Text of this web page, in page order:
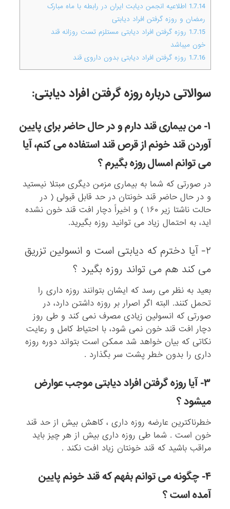
1.7.14 اطلاعیه انجمن دیابت ایران در رابطه با ماه مبارک
رمضان و روزه گرفتن افراد دیابتی
1.7.15 روزه گرفتن افراد دیابتی مستلزم تست روزانه قند
خون میباشد
1.7.16 روزه گرفتن افراد دیابتی بدون داروی قند
سوالاتی درباره روزه گرفتن افراد دیابتی:
۱- من بیماری قند دارم و در حال حاضر برای پایین
آوردن قند خونم از قرص قند استفاده می کنم، آیا
می توانم امسال روزه بگیرم ؟
در صورتی که شما به بیماری مزمن دیگری مبتلا نیستید
و در حال حاضر قند خونتان در حد قابل قبولی ( در
حالت ناشتا زیر ۱۶۰ ) و اخیراً دچار افت قند خون نشده
اید، به احتمال زیاد می توانید روزه بگیرید.
۲- آیا دخترم که دیابتی است و انسولین تزریق
می کند هم می تواند روزه بگیرد ؟
بعید به نظر می رسد که ایشان بتوانند روزه داری را
تحمل کنند. البته اگر اصرار بر روزه داشتن دارد، در
صورتی که انسولین زیادی مصرف نمی کند و طی روز
دچار افت قند خون نمی شود، با احتیاط کامل و رعایت
نکاتی که بیان خواهد شد ممکن است بتواند دوره روزه
داری را بدون خطر پشت سر بگذارد .
۳- آیا روزه گرفتن افراد دیابتی موجب عوارض
میشود ؟
خطرناکترین عارضه روزه داری ، کاهش بیش از حد قند
خون است . شما طی روزه داری بیش از هر چیز باید
مراقب باشید که قند خونتان زیاد افت نکند .
۴- چگونه می توانم بفهم که قند خونم پایین
آمده است ؟